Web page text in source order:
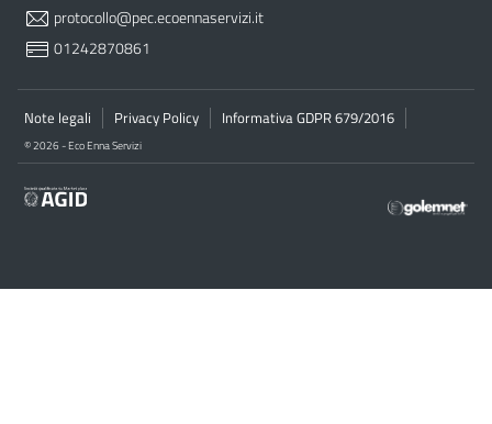
protocollo@pec.ecoennaservizi.it
01242870861
Note legali Privacy Policy Informativa GDPR 679/2016
© 2026 - Eco Enna Servizi